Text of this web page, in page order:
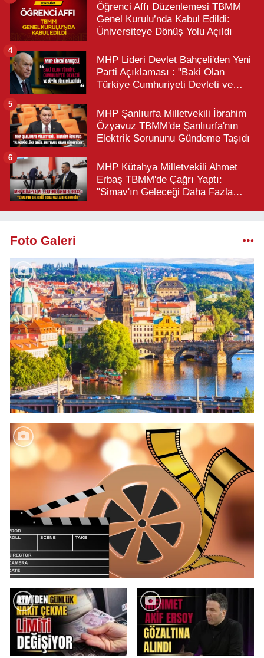
Öğrenci Affı Düzenlemesi TBMM
Genel Kurulu’nda Kabul Edildi:
Üniversiteye Dönüş Yolu Açıldı
MHP Lideri Devlet Bahçeli'den Yeni
Parti Açıklaması : "Baki Olan
Türkiye Cumhuriyeti Devleti ve
4
MHP Şanlıurfa Milletvekili İbrahim
Özyavuz TBMM'de Şanlıurfa'nın
Elektrik Sorununu Gündeme Taşıdı
5
MHP Kütahya Milletvekili Ahmet
Erbaş TBMM'de Çağrı Yaptı:
"Simav'ın Geleceği Daha Fazla
6
Foto Galeri